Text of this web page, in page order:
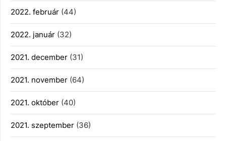
2022. február (44)
2022. január (32)
2021. december (31)
2021. november (64)
2021. október (40)
2021. szeptember (36)